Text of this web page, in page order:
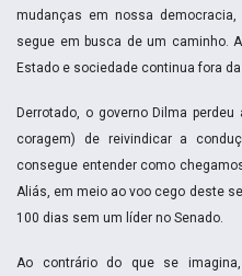
mudanças em nossa
segue em busca de um caminho.
Estado e sociedade continua fora da
Derrotado, o governo Dilma
coragem) de reivindicar a
consegue entender como
Aliás, em meio ao voo cego deste
100 dias sem um líder no Senado.
Ao contrário do que se